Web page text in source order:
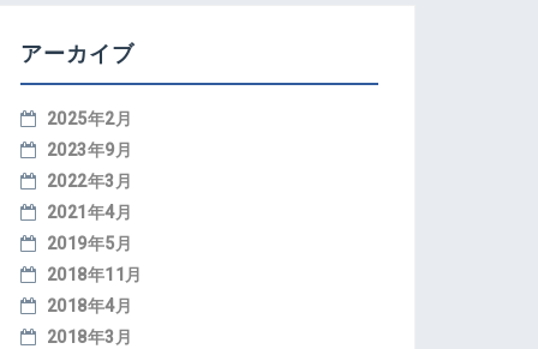
アーカイブ
2025年2月
2023年9月
2022年3月
2021年4月
2019年5月
2018年11月
2018年4月
2018年3月